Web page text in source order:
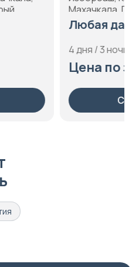
Чиркейское
озеро
Ущелье
Будды
8 дней /